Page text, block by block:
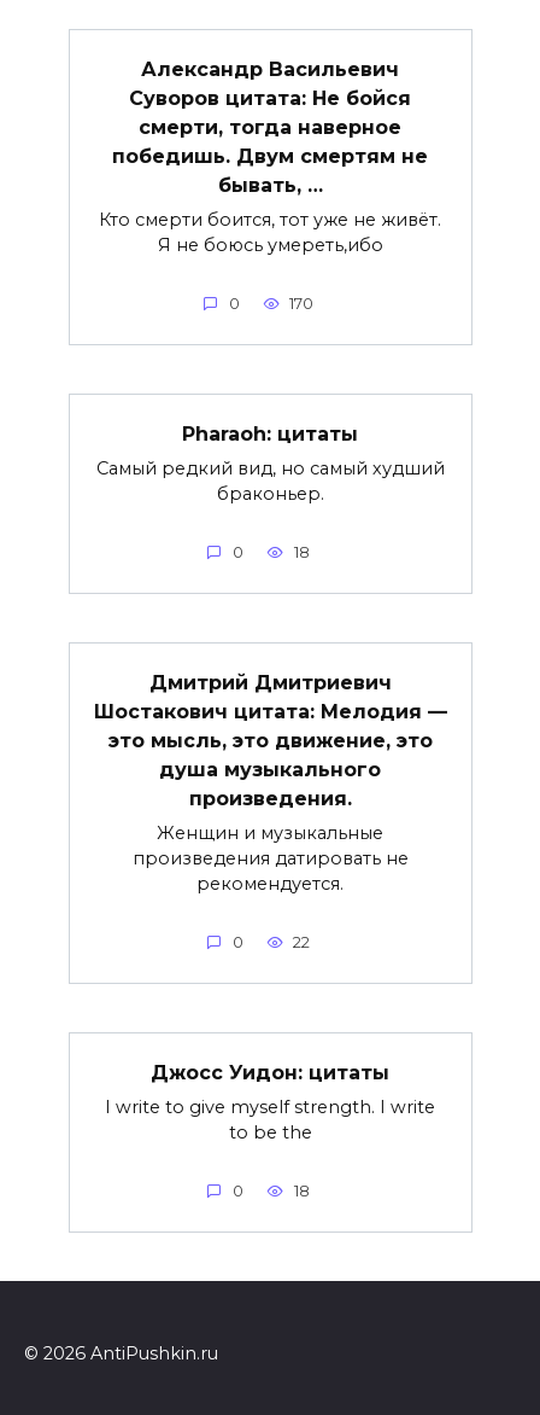
Александр Васильевич
Суворов цитата: Не бойся
смерти, тогда наверное
победишь. Двум смертям не
бывать, …
Кто смерти боится, тот уже не живёт.
Я не боюсь умереть,ибо
0 170
Pharaoh: цитаты
Самый редкий вид, но самый худший
браконьер.
0 18
Дмитрий Дмитриевич
Шостакович цитата: Мелодия —
это мысль, это движение, это
душа музыкального
произведения.
Женщин и музыкальные
произведения датировать не
рекомендуется.
0 22
Джосс Уидон: цитаты
I write to give myself strength. I write
to be the
0 18
© 2026 AntiPushkin.ru